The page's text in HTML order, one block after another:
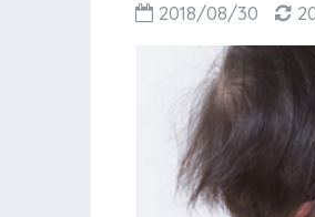
2018/08/30